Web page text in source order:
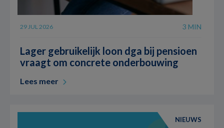
29 JUL 2026 3 MIN
Lager gebruikelijk loon dga bij pensioen
vraagt om concrete onderbouwing
Lees meer
NIEUWS